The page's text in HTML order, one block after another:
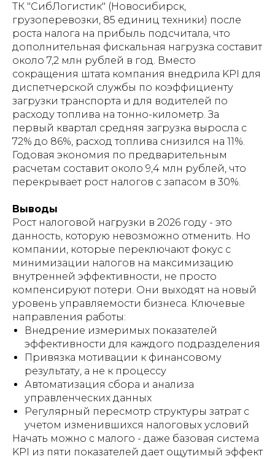
ТК "СибЛогистик" (Новосибирск,
грузоперевозки, 85 единиц техники) после
роста налога на прибыль подсчитала, что
дополнительная фискальная нагрузка составит
около 7,2 млн рублей в год. Вместо
сокращения штата компания внедрила KPI для
диспетчерской службы по коэффициенту
загрузки транспорта и для водителей по
расходу топлива на тонно-километр. За
первый квартал средняя загрузка выросла с
72% до 86%, расход топлива снизился на 11%.
Годовая экономия по предварительным
расчетам составит около 9,4 млн рублей, что
перекрывает рост налогов с запасом в 30%.
Выводы
Рост налоговой нагрузки в 2026 году - это
данность, которую невозможно отменить. Но
компании, которые переключают фокус с
минимизации налогов на максимизацию
внутренней эффективности, не просто
компенсируют потери. Они выходят на новый
уровень управляемости бизнеса. Ключевые
направления работы:
Внедрение измеримых показателей
эффективности для каждого подразделения
Привязка мотивации к финансовому
результату, а не к процессу
Автоматизация сбора и анализа
управленческих данных
Регулярный пересмотр структуры затрат с
учетом изменившихся налоговых условий
Начать можно с малого - даже базовая система
KPI из пяти показателей дает ощутимый эффект